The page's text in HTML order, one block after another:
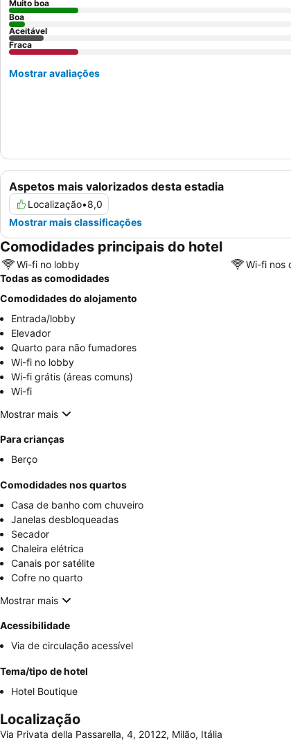
Aspetos mais valorizados desta estadia
Localização•8,0
Mostrar mais classificações
Muito boa
Boa
Aceitável
Fraca
Mostrar avaliações
Comodidades principais do hotel
Wi-fi no lobby Wi-fi nos
Todas as comodidades
Comodidades do alojamento
Entrada/lobby
Elevador
Quarto para não fumadores
Wi-fi no lobby
Wi-fi grátis (áreas comuns)
Wi-fi
Mostrar mais
Para crianças
Berço
Comodidades nos quartos
Casa de banho com chuveiro
Janelas desbloqueadas
Secador
Chaleira elétrica
Canais por satélite
Cofre no quarto
Mostrar mais
Acessibilidade
Via de circulação acessível
Tema/tipo de hotel
Hotel Boutique
Localização
Via Privata della Passarella, 4, 20122, Milão, Itália